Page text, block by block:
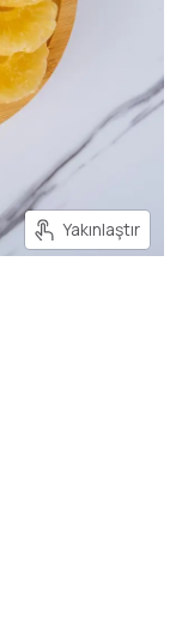
Yakınlaştır